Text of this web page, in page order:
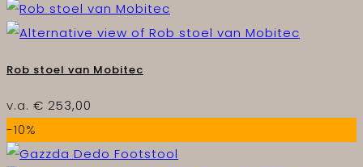
Rob stoel van Mobitec
v.a. € 253,00
-10%